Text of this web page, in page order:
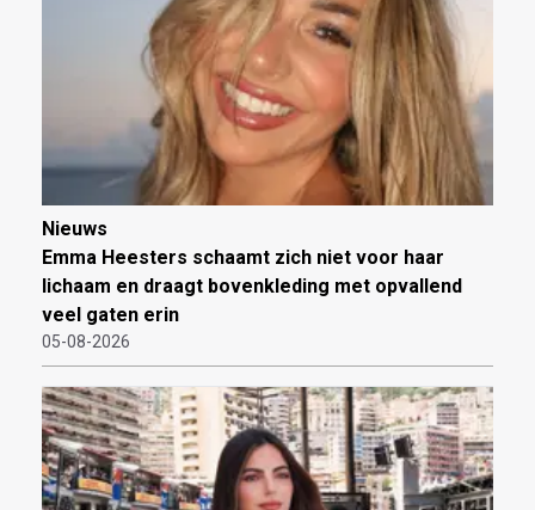
Nieuws
Emma Heesters schaamt zich niet voor haar
lichaam en draagt bovenkleding met opvallend
veel gaten erin
05-08-2026